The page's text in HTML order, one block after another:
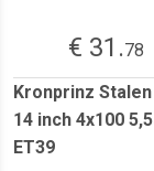
€ 31.78
Kronprinz
14 inch 4x100
ET39